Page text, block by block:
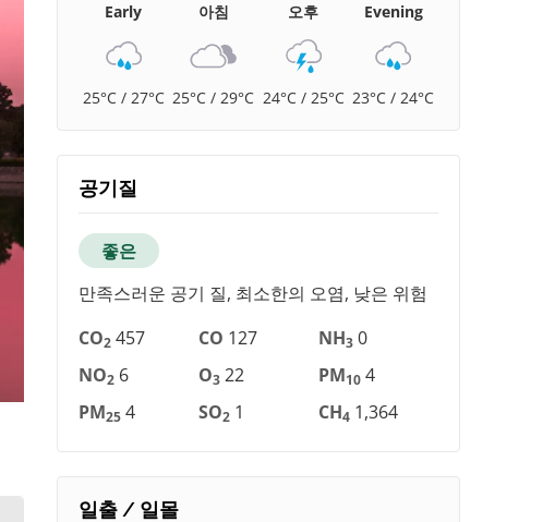
Early
25°C / 27°C
아침
25°C / 29°C
오후
24°C / 25°C
Evening
23°C / 24°C
공기질
좋은
만족스러운 공기 질, 최소한의 오염, 낮은 위험
CO2 457 CO 127 NH3 0
NO2 6 O3 22 PM10 4
PM25 4 SO2 1 CH4 1,364
일출 / 일몰